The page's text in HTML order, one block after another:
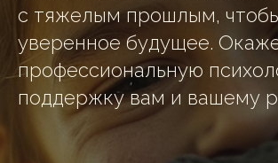
с тяжелым прошлым,
уверенное будущее.
профессиональную
поддержку вам и вашему